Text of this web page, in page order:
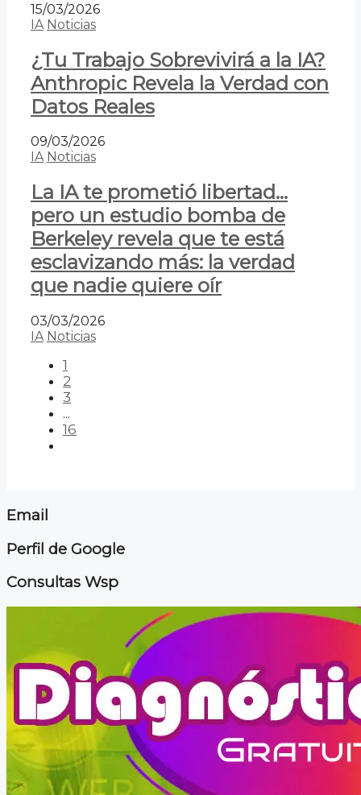
15/03/2026
IA Noticias
¿Tu Trabajo Sobrevivirá a la IA?
Anthropic Revela la Verdad con
Datos Reales
09/03/2026
IA Noticias
La IA te prometió libertad…
pero un estudio bomba de
Berkeley revela que te está
esclavizando más: la verdad
que nadie quiere oír
03/03/2026
IA Noticias
1
2
3
...
16
Email
Perfil de Google
Consultas Wsp